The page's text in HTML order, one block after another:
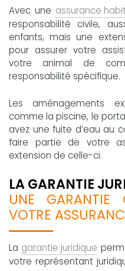
Avec une assurance
responsabilité civile,
enfants, mais une
pour assurer votre
votre animal de
responsabilité spécifique.
Les aménagements
comme la piscine, le
avez une fuite d’eau au
faire partie de votre
extension de celle-ci.
LA GARANTIE
UNE GARANTIE
VOTRE
La garantie juridique
votre représentant